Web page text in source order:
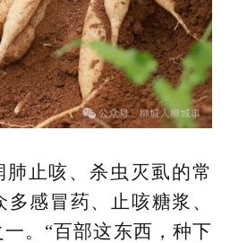
止咳、杀虫灭虱的常
感冒药、止咳糖浆、
。“百部这东西，种下